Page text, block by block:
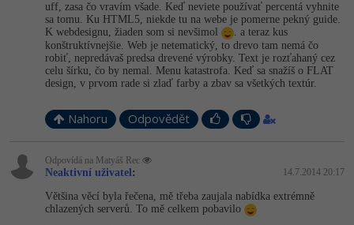
uff, zasa čo vravím všade. Keď neviete používať percentá vyhnite
sa tomu. Ku HTML5, niekde tu na webe je pomerne pekný guide.
K webdesignu, žiaden som si nevšimol
. a teraz kus
konštruktívnejšie. Web je netematický, to drevo tam nemá čo
robiť, nepredávaš predsa drevené výrobky. Text je rozťahaný cez
celu šírku, čo by nemal. Menu katastrofa. Keď sa snažíš o FLAT
design, v prvom rade si zlaď farby a zbav sa všetkých textúr.
Nahoru Odpovědět
Odpovídá na Matyáš Rec
Neaktivní uživatel: 14.7.2014 20:17
Většina věcí byla řečena, mě třeba zaujala nabídka extrémně
chlazených serverů. To mě celkem pobavilo